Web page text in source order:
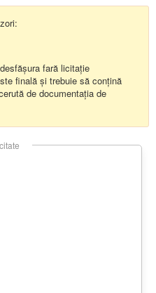
fară licitație
finală și trebuie să conțină
de documentația de